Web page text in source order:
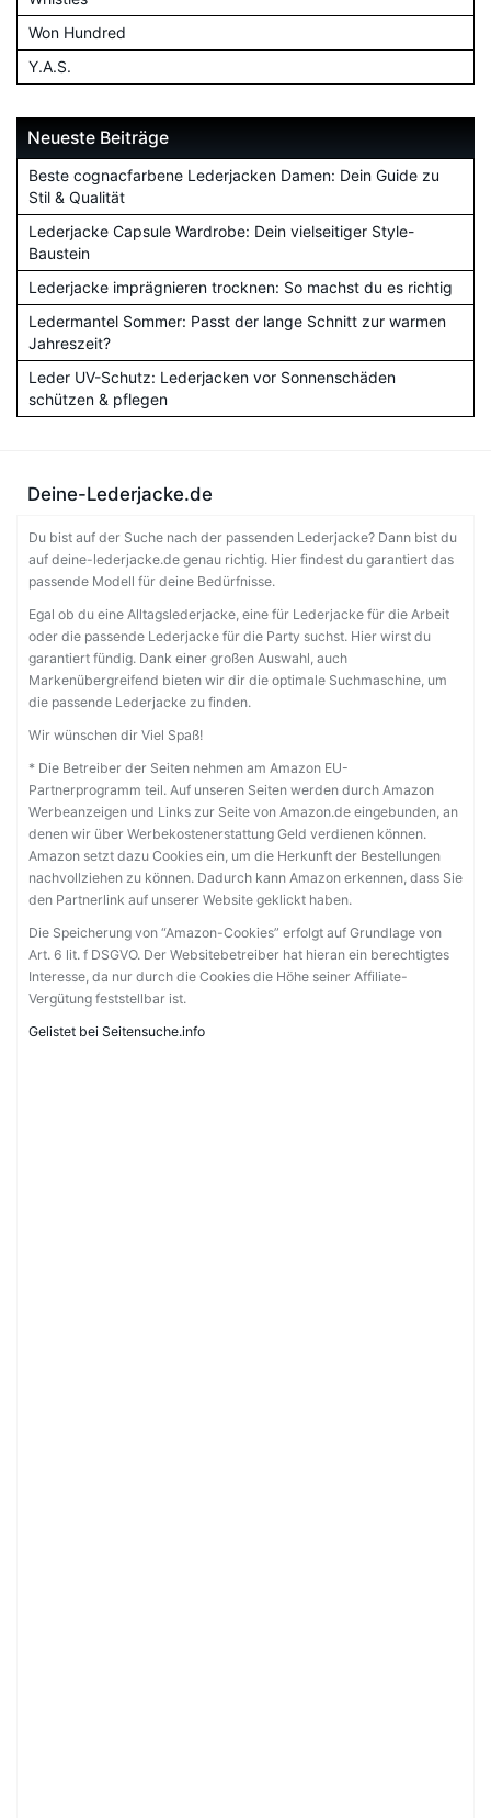
Won Hundred
Y.A.S.
Neueste Beiträge
Beste cognacfarbene Lederjacken Damen: Dein Guide zu
Stil & Qualität
Lederjacke Capsule Wardrobe: Dein vielseitiger Style-
Baustein
Lederjacke imprägnieren trocknen: So machst du es richtig
Ledermantel Sommer: Passt der lange Schnitt zur warmen
Jahreszeit?
Leder UV-Schutz: Lederjacken vor Sonnenschäden
schützen & pflegen
Deine-Lederjacke.de
Du bist auf der Suche nach der passenden Lederjacke? Dann bist du
auf deine-lederjacke.de genau richtig. Hier findest du garantiert das
passende Modell für deine Bedürfnisse.
Egal ob du eine Alltagslederjacke, eine für Lederjacke für die Arbeit
oder die passende Lederjacke für die Party suchst. Hier wirst du
garantiert fündig. Dank einer großen Auswahl, auch
Markenübergreifend bieten wir dir die optimale Suchmaschine, um
die passende Lederjacke zu finden.
Wir wünschen dir Viel Spaß!
* Die Betreiber der Seiten nehmen am Amazon EU-
Partnerprogramm teil. Auf unseren Seiten werden durch Amazon
Werbeanzeigen und Links zur Seite von Amazon.de eingebunden, an
denen wir über Werbekostenerstattung Geld verdienen können.
Amazon setzt dazu Cookies ein, um die Herkunft der Bestellungen
nachvollziehen zu können. Dadurch kann Amazon erkennen, dass Sie
den Partnerlink auf unserer Website geklickt haben.
Die Speicherung von “Amazon-Cookies” erfolgt auf Grundlage von
Art. 6 lit. f DSGVO. Der Websitebetreiber hat hieran ein berechtigtes
Interesse, da nur durch die Cookies die Höhe seiner Affiliate-
Vergütung feststellbar ist.
Gelistet bei Seitensuche.info